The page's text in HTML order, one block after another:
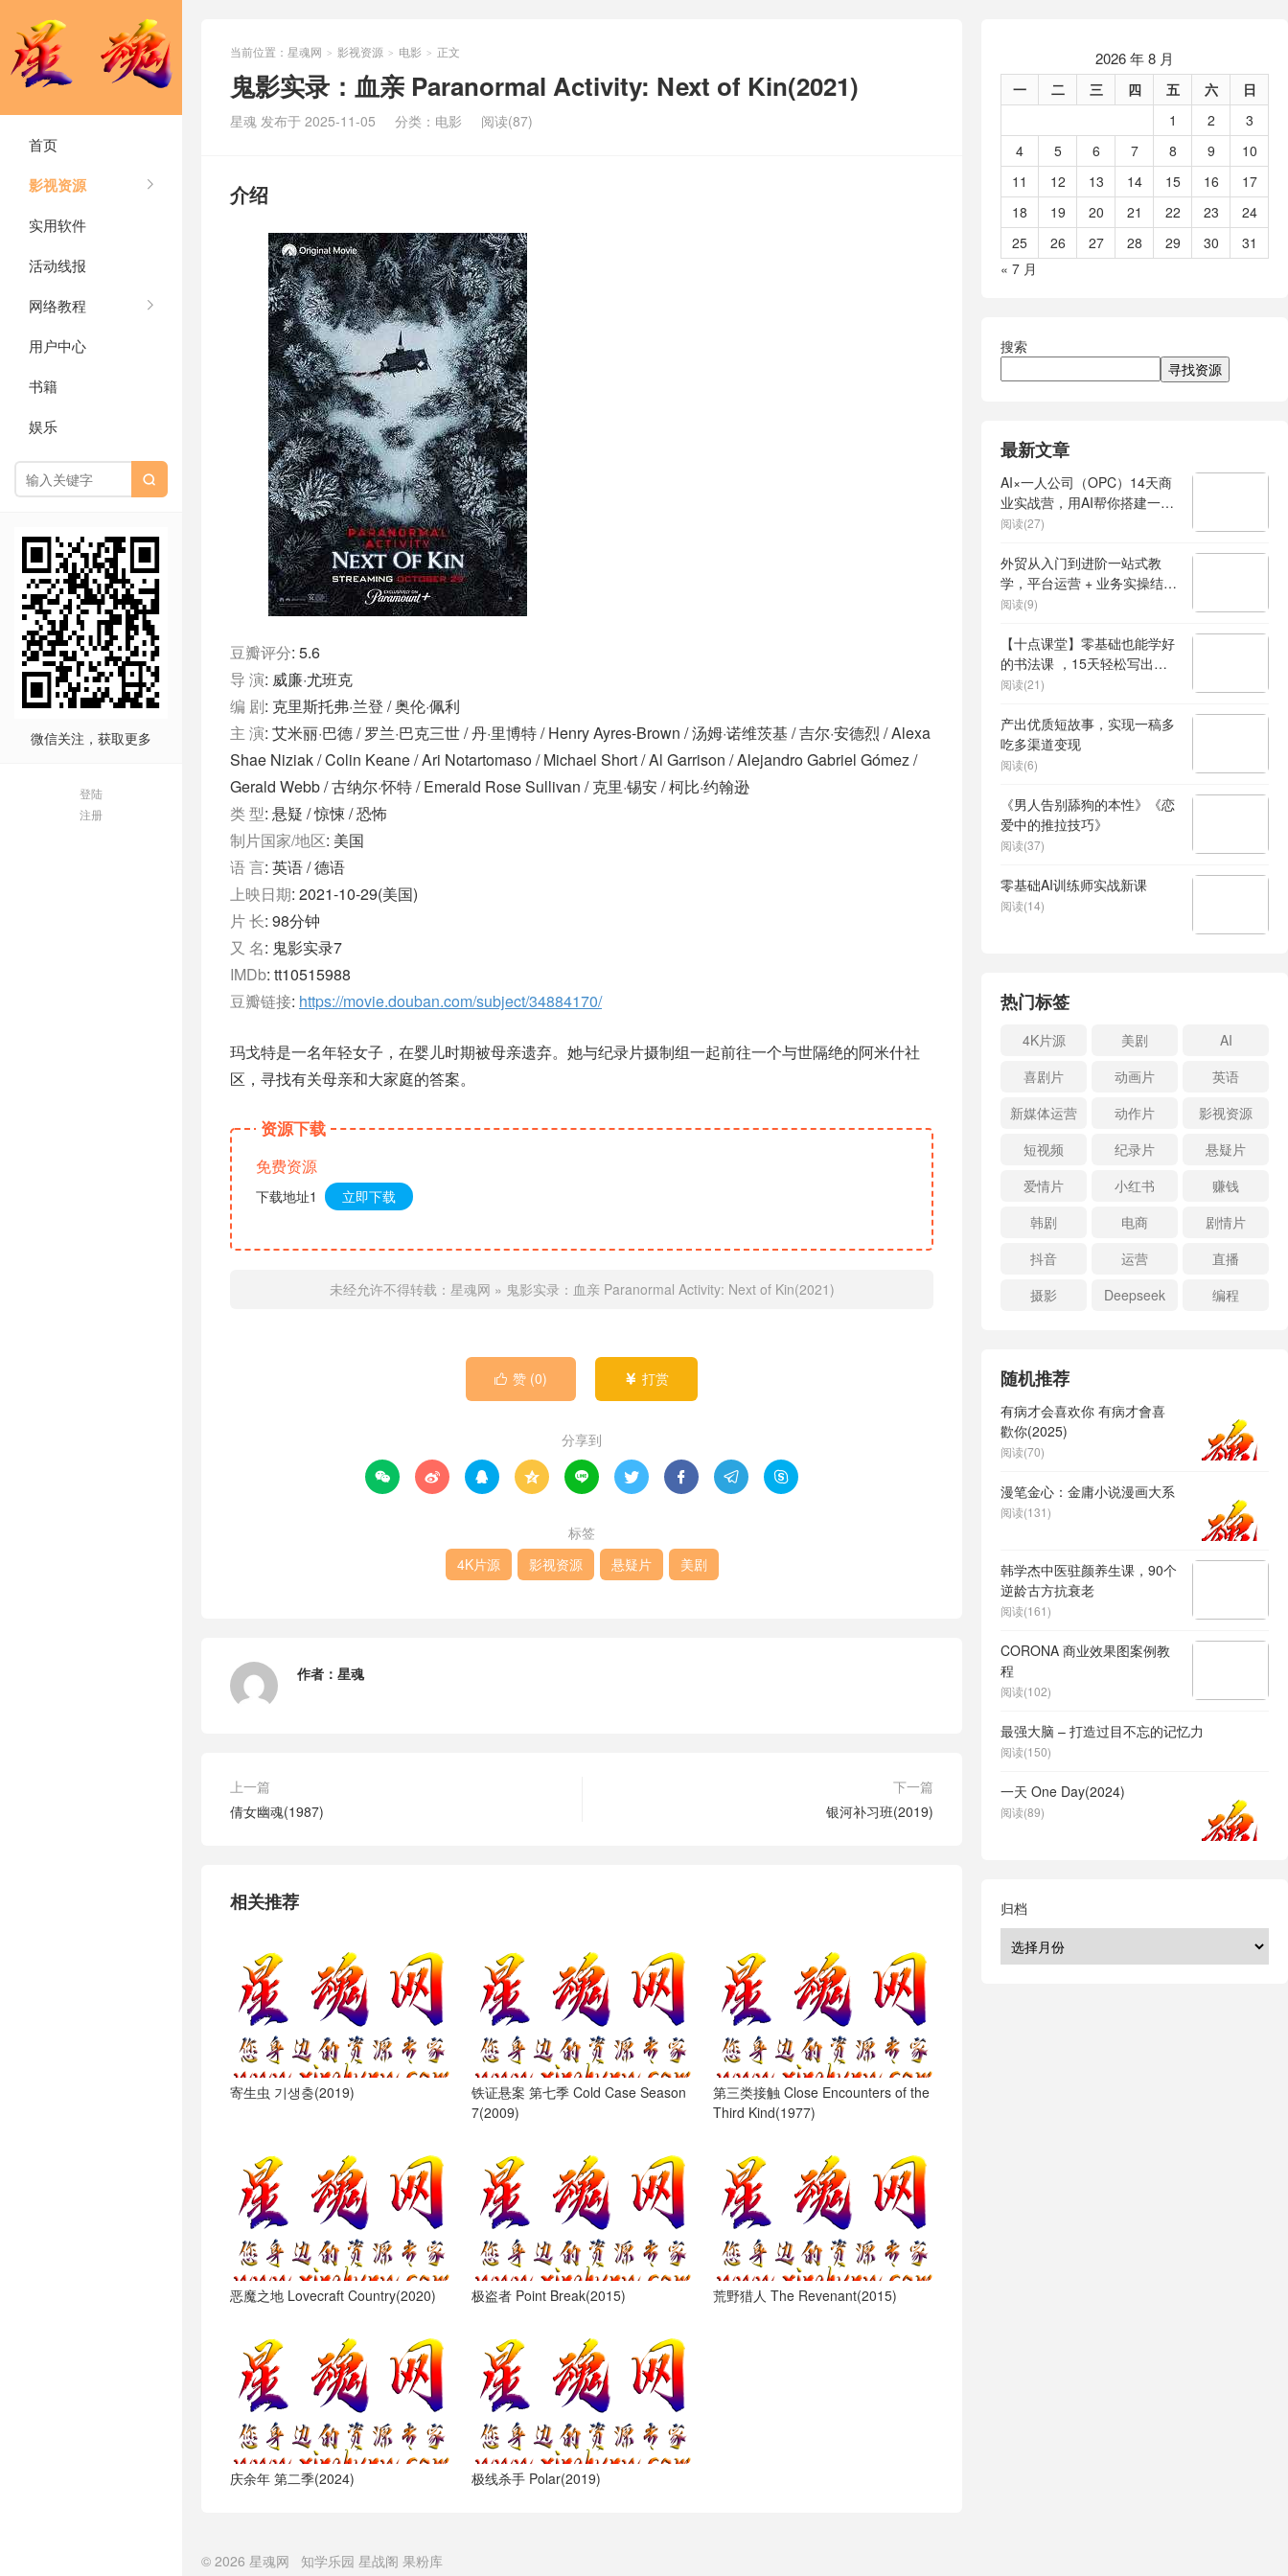
首页
影视资源
实用软件
活动线报
网络教程
用户中心
书籍
娱乐

微信关注，获取更多
登陆
注册
当前位置： 星魂网 > 影视资源 > 电影 > 正文
鬼影实录：血亲 Paranormal Activity: Next of Kin(2021)
星魂 发布于 2025-11-05 分类： 电影 阅读(87)
介绍
豆瓣评分: 5.6
导 演: 威廉·尤班克
编 剧: 克里斯托弗·兰登 / 奥伦·佩利
主 演: 艾米丽·巴德 / 罗兰·巴克三世 / 丹·里博特 / Henry Ayres-Brown / 汤姆·诺维茨基 / 吉尔·安德烈 / Alexa
Shae Niziak / Colin Keane / Ari Notartomaso / Michael Short / Al Garrison / Alejandro Gabriel Gómez /
Gerald Webb / 古纳尔·怀特 / Emerald Rose Sullivan / 克里·锡安 / 柯比·约翰逊
类 型: 悬疑 / 惊悚 / 恐怖
制片国家/地区: 美国
语 言: 英语 / 德语
上映日期: 2021-10-29(美国)
片 长: 98分钟
又 名: 鬼影实录7
IMDb: tt10515988
豆瓣链接: https://movie.douban.com/subject/34884170/
玛戈特是一名年轻女子，在婴儿时期被母亲遗弃。她与纪录片摄制组一起前往一个与世隔绝的阿米什社
区，寻找有关母亲和大家庭的答案。
资源下载
免费资源
下载地址1 立即下载
未经允许不得转载： 星魂网 » 鬼影实录：血亲 Paranormal Activity: Next of Kin(2021)
 赞 (0)  打赏
分享到
        
标签
4K片源
影视资源 悬疑片 美剧
作者： 星魂
上一篇
倩女幽魂(1987)
下一篇
银河补习班(2019)
相关推荐
寄生虫 기생충(2019)
铁证悬案 第七季 Cold Case Season
7(2009)
第三类接触 Close Encounters of the
Third Kind(1977)
恶魔之地 Lovecraft Country(2020) 极盗者 Point Break(2015) 荒野猎人 The Revenant(2015)
庆余年 第二季(2024) 极线杀手 Polar(2019)
2026 年 8 月
一 二 三 四 五 六
日
1
2
3
4
5 6 7 8 9
10
11
12 13 14 15 16
17
18
19 20 21 22 23
24
25
26 27 28 29 30
31
« 7 月
搜索
寻找资源
最新文章
AI×一人公司（OPC）14天商
业实战营，用AI帮你搭建一个
属于你自己的、能独立賺钱的
阅读(27)
外贸从入门到进阶一站式教
学，平台运营 + 业务实操结
合，实现业绩稳步增长
阅读(9)
【十点课堂】零基础也能学好
的书法课 ，15天轻松写出漂
亮人生
阅读(21)
产出优质短故事，实现一稿多
吃多渠道变现
阅读(6)
《男人告别舔狗的本性》《恋
爱中的推拉技巧》
阅读(37)
零基础AI训练师实战新课
阅读(14)
热门标签
4K片源 美剧
AI
喜剧片
动画片
英语
新媒体运营
动作片
影视资源
短视频
纪录片
悬疑片
爱情片
小红书
赚钱
韩剧
电商
剧情片
抖音
运营
直播
摄影
Deepseek 编程
随机推荐
有病才会喜欢你 有病才會喜
歡你(2025)
阅读(70)
漫笔金心：金庸小说漫画大系
阅读(131)
韩学杰中医驻颜养生课，90个
逆龄古方抗衰老
阅读(161)
CORONA 商业效果图案例教
程
阅读(102)
最强大脑 – 打造过目不忘的记忆力
阅读(150)
一天 One Day(2024)
阅读(89)
归档
© 2026 星魂网 知学乐园 星战阁 果粉库